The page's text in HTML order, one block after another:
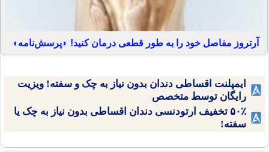
آرتروز مفاصل خود را به طور قطعی درمان کنید! ◗پرسش‌نامه◖
ایمپلنت اقساطی دندان بدون نیاز به چک و سفته! ویزیت
رایگان توسط متخصص
۵۰٪ تخفیف ارتودنسی دندان اقساطی بدون نیاز به چک یا
سفته!